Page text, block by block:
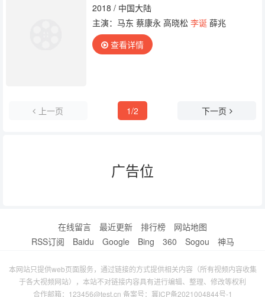
2018 / 中国大陆
主演：马东 蔡康永 高晓松 李诞薛兆
查看详情
上一页 1/2 下一页
广告位
在线留言 最近更新 排行榜
网站地图
RSS订阅
Baidu Google Bing 360 Sogou 神马
本网站只提供web页面服务，通过链接的方式提供相关内容（所有视频内容收集
于各大视频网站），本站不对链接内容具有进行编辑、整理、修改等权利
合作邮箱：123456@test.cn 备案号： 冀ICP备2021004844号-1